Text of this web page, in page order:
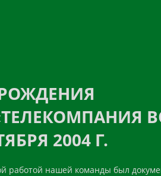
2004 Г.
работой нашей команды был